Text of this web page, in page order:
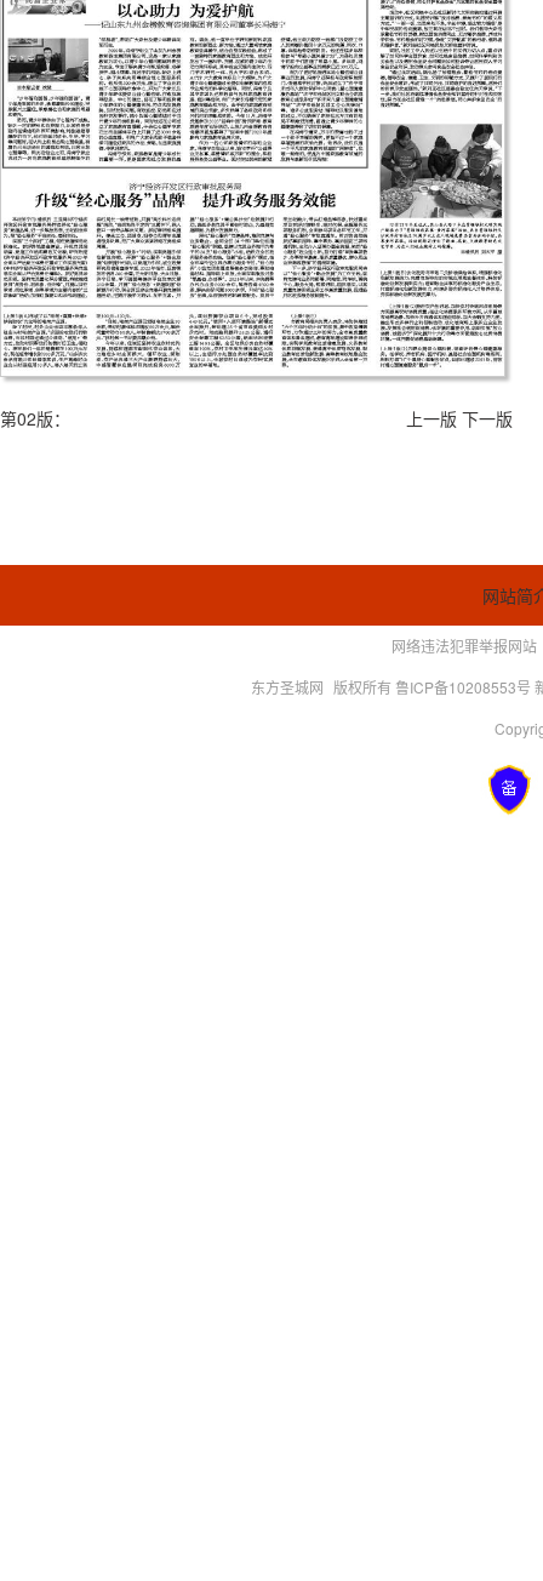
第02版： 上一版 下一版
网站简
网络违法犯罪举报网站
东方圣城网 版权所有 鲁ICP备10208553号